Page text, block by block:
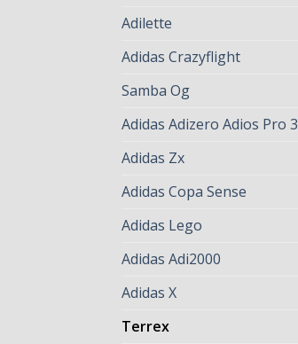
Adilette
Adidas Crazyflight
Samba Og
Adidas Adizero Adios Pro 3
Adidas Zx
Adidas Copa Sense
Adidas Lego
Adidas Adi2000
Adidas X
Terrex